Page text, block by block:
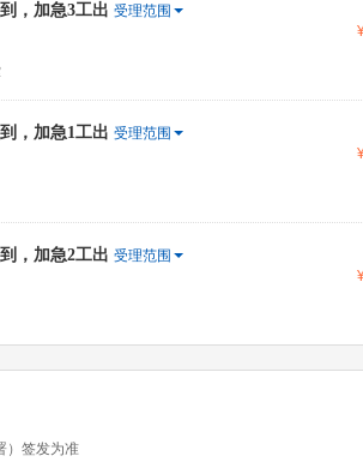
，加急3工出 受理范围
，加急1工出 受理范围
，加急2工出 受理范围
）签发为准